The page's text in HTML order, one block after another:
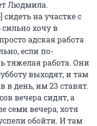
Людмила.
на участке с
хочу в
адская работа
если по-
тяжелая работа. Они
выходят, и там
в день, им 23 ставят.
вечера сидят, а
семи вечера, хотя
обойти. И там